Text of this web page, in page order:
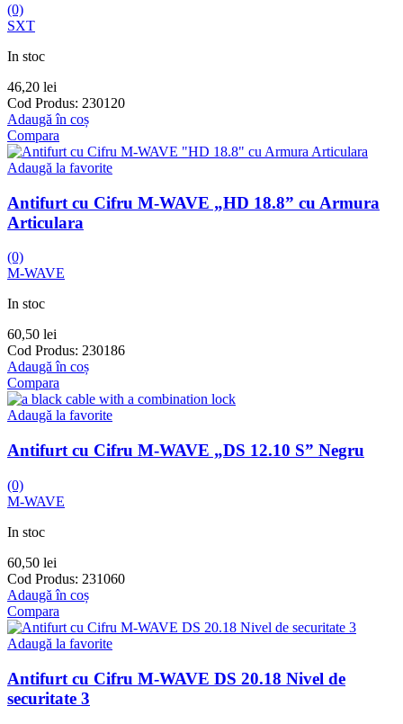
(0)
SXT
In stoc
46,20 lei
Cod Produs: 230120
Adaugă în coș
Compara
Adaugă la favorite
Antifurt cu Cifru M-WAVE „HD 18.8” cu Armura
Articulara
(0)
M-WAVE
In stoc
60,50 lei
Cod Produs: 230186
Adaugă în coș
Compara
Adaugă la favorite
Antifurt cu Cifru M-WAVE „DS 12.10 S” Negru
(0)
M-WAVE
In stoc
60,50 lei
Cod Produs: 231060
Adaugă în coș
Compara
Adaugă la favorite
Antifurt cu Cifru M-WAVE DS 20.18 Nivel de
securitate 3